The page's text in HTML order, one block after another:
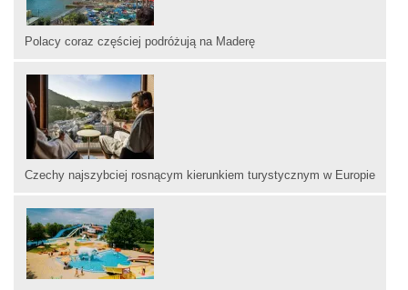
Polacy coraz częściej podróżują na Maderę
Czechy najszybciej rosnącym kierunkiem turystycznym w Europie